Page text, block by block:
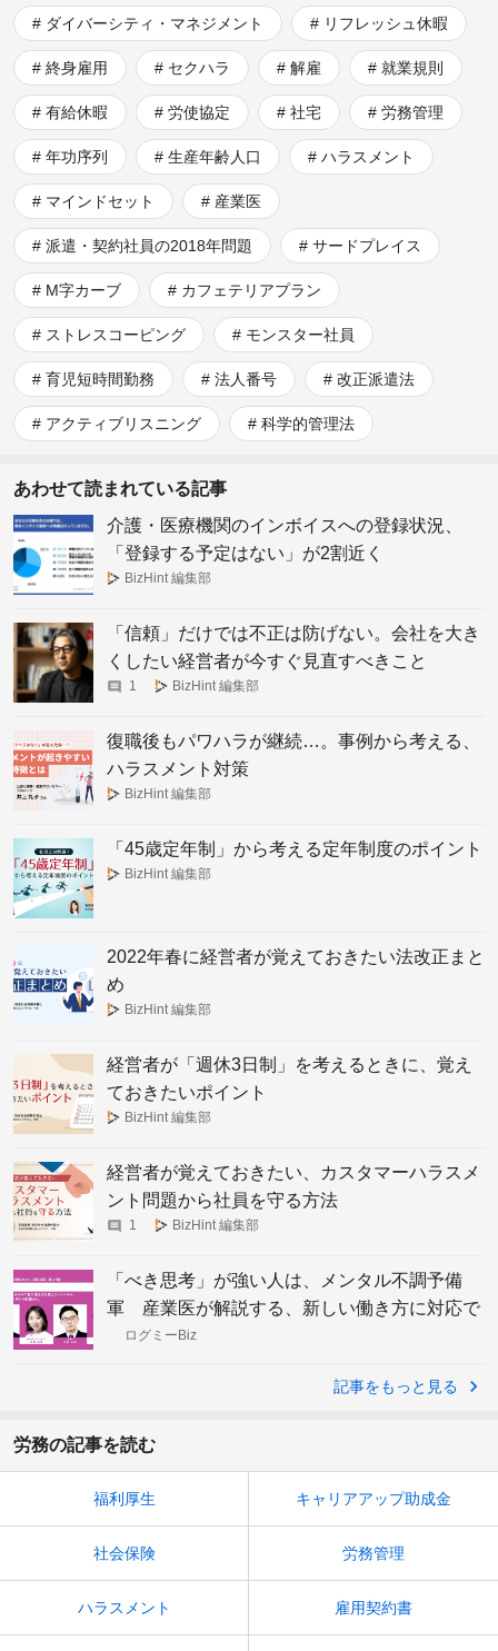
ダイバーシティ・マネジメント リフレッシュ休暇
終身雇用 セクハラ 解雇 就業規則
有給休暇 労使協定 社宅 労務管理
年功序列 生産年齢人口 ハラスメント
マインドセット 産業医
派遣・契約社員の2018年問題 サードプレイス
M字カーブ カフェテリアプラン
ストレスコーピング モンスター社員
育児短時間勤務 法人番号 改正派遣法
アクティブリスニング 科学的管理法
あわせて読まれている記事
介護・医療機関のインボイスへの登録状況、
「登録する予定はない」が2割近く
BizHint 編集部
「信頼」だけでは不正は防げない。会社を大き
くしたい経営者が今すぐ見直すべきこと
1 BizHint 編集部
復職後もパワハラが継続…。事例から考える、
ハラスメント対策
BizHint 編集部
「45歳定年制」から考える定年制度のポイント
BizHint 編集部
2022年春に経営者が覚えておきたい法改正まと
め
BizHint 編集部
経営者が「週休3日制」を考えるときに、覚え
ておきたいポイント
BizHint 編集部
経営者が覚えておきたい、カスタマーハラスメ
ント問題から社員を守る方法
1 BizHint 編集部
「べき思考」が強い人は、メンタル不調予備
軍 産業医が解説する、新しい働き方に対応で
きない人たちが抱えるストレス
ログミーBiz
記事をもっと見る
労務の記事を読む
福利厚生 キャリアアップ助成金
社会保険 労務管理
ハラスメント 雇用契約書